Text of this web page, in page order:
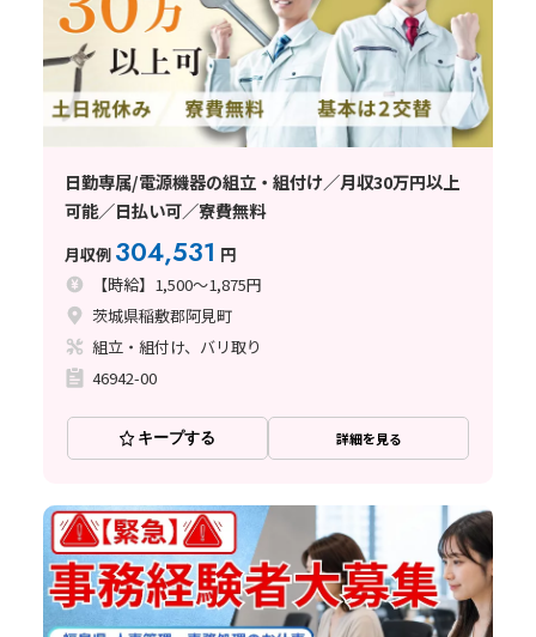
日勤専属/電源機器の組立・組付け／月収30万円以上
可能／日払い可／寮費無料
月収例 304,531 円
【時給】1,500～1,875円
茨城県稲敷郡阿見町
組立・組付け、バリ取り
46942-00
キープする 詳細を見る